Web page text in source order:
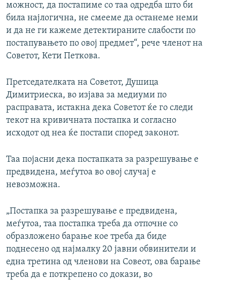
можност, да постапиме со таа одредба што би
била најлогична, не смееме да останеме неми
и да не ги кажеме детектираните слабости по
постапувањето по овој предмет“, рече членот на
Советот, Кети Петкова.
Претседателката на Советот, Душица
Димитриеска, во изјава за медиуми по
расправата, истакна дека Советот ќе го следи
текот на кривичната постапка и согласно
исходот од неа ќе постапи според законот.
Таа појасни дека постапката за разрешување е
предвидена, меѓутоа во овој случај е
невозможна.
„Постапка за разрешување е предвидена,
меѓутоа, таа постапка треба да отпочне со
образложено барање кое треба да биде
поднесено од најмалку 20 јавни обвинители и
една третина од членови на Совеот, ова барање
треба да е поткрепено со докази, во